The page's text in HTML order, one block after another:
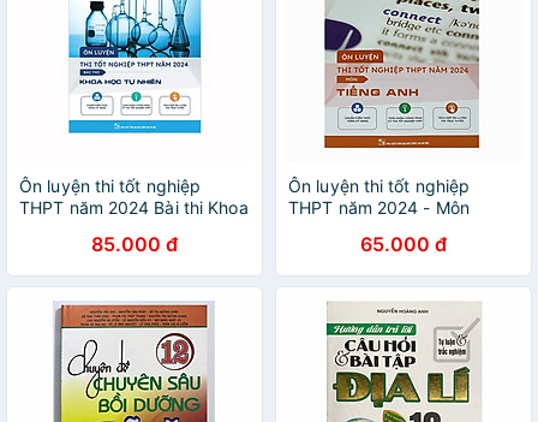
Ôn luyện thi tốt nghiệp
THPT năm 2024 Bài thi Khoa
85.000 đ
Ôn luyện thi tốt nghiệp
THPT năm 2024 - Môn
65.000 đ